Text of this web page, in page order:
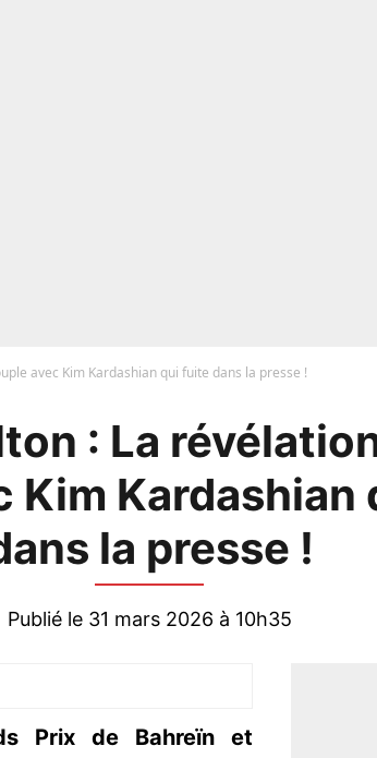
avec Kim Kardashian qui fuite dans la presse !
: La
Kim Kardashian
la presse !
Publié le 31 mars 2026 à 10h35
Prix de Bahreïn et